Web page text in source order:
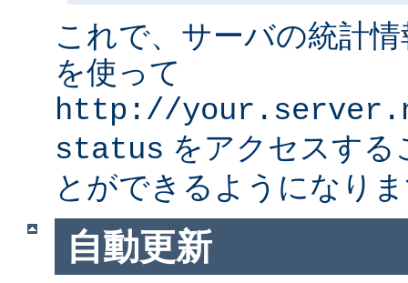
これで、サーバの統計
を使って
http://
status をアクセスす
とができるようになり
自動更新